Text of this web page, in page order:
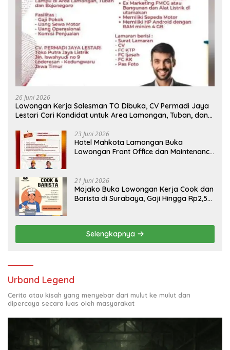
26 Juni 2026
Lowongan Kerja Salesman TO Dibuka, CV Permadi Jaya
Lestari Cari Kandidat untuk Area Lamongan, Tuban, dan
23 Juni 2026
Hotel Mahkota Lamongan Buka
Lowongan Front Office dan Maintenance
21 Juni 2026
Mojako Buka Lowongan Kerja Cook dan
Barista di Surabaya, Gaji Hingga Rp2,5
Selengkapnya
Urband Legend
Cerita atau kisah yang menyebar dari mulut ke mulut dan
dipercaya secara luas oleh masyarakat